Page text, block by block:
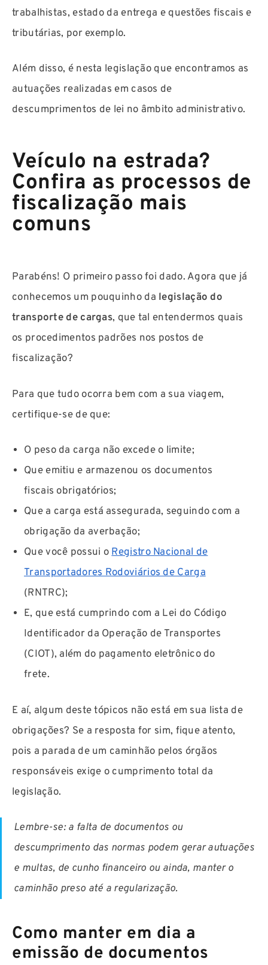
trabalhistas, estado da entrega e questões fiscais e
tributárias, por exemplo.
Além disso, é nesta legislação que encontramos as
autuações realizadas em casos de
descumprimentos de lei no âmbito administrativo.
Veículo na estrada?
Confira as processos de
fiscalização mais
comuns
Parabéns! O primeiro passo foi dado. Agora que já
conhecemos um pouquinho da legislação do
transporte de cargas, que tal entendermos quais
os procedimentos padrões nos postos de
fiscalização?
Para que tudo ocorra bem com a sua viagem,
certifique-se de que:
O peso da carga não excede o limite;
Que emitiu e armazenou os documentos
fiscais obrigatórios;
Que a carga está assegurada, seguindo com a
obrigação da averbação;
Que você possui oRegistro Nacional de
Transportadores Rodoviários de Carga
(RNTRC);
E, que está cumprindo com a Lei do Código
Identificador da Operação de Transportes
(CIOT), além do pagamento eletrônico do
frete.
E aí, algum deste tópicos não está em sua lista de
obrigações? Se a resposta for sim, fique atento,
pois a parada de um caminhão pelos órgãos
responsáveis exige o cumprimento total da
legislação.
Lembre-se: a falta de documentos ou
descumprimento das normas podem gerar autuações
e multas, de cunho financeiro ou ainda, manter o
caminhão preso até a regularização.
Como manter em dia a
emissão de documentos